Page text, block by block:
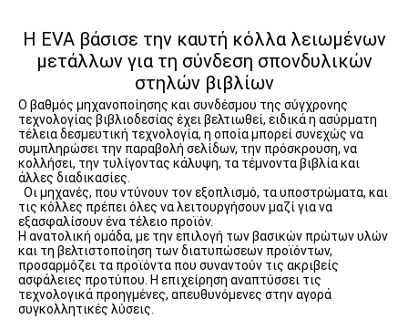
Η EVA βάσισε την καυτή κόλλα λειωμένων
μετάλλων για τη σύνδεση σπονδυλικών
στηλών βιβλίων
Ο βαθμός μηχανοποίησης και συνδέσμου της σύγχρονης
τεχνολογίας βιβλιοδεσίας έχει βελτιωθεί, ειδικά η ασύρματη
τέλεια δεσμευτική τεχνολογία, η οποία μπορεί συνεχώς να
συμπληρώσει την παραβολή σελίδων, την πρόσκρουση, να
κολλήσει, την τυλίγοντας κάλυψη, τα τέμνοντα βιβλία και
άλλες διαδικασίες.
Οι μηχανές, που ντύνουν τον εξοπλισμό, τα υποστρώματα, και
τις κόλλες πρέπει όλες να λειτουργήσουν μαζί για να
εξασφαλίσουν ένα τέλειο προϊόν.
Η ανατολική ομάδα, με την επιλογή των βασικών πρώτων υλών
και τη βελτιστοποίηση των διατυπώσεων προϊόντων,
προσαρμόζει τα προϊόντα που συναντούν τις ακριβείς
ασφάλειες προτύπου. Η επιχείρηση αναπτύσσει τις
τεχνολογικά προηγμένες, απευθυνόμενες στην αγορά
συγκολλητικές λύσεις.